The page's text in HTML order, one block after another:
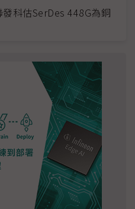
科估SerDes 448G為銅